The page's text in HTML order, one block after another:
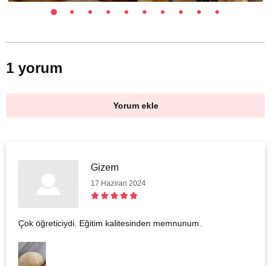
1 yorum
Yorum ekle
Gizem
17 Haziran 2024
Çok öğreticiydi. Eğitim kalitesinden memnunum.